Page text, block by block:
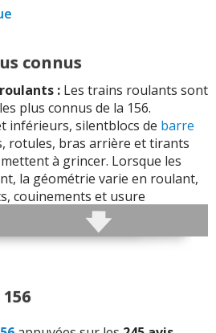
connus
: Les trains roulants sont
plus connus de la 156.
inférieurs, silentblocs de barre
rotules, bras arrière et tirants
à grincer. Lorsque les
la géométrie varie en roulant,
couinements et usure
fatigués use les épaules des